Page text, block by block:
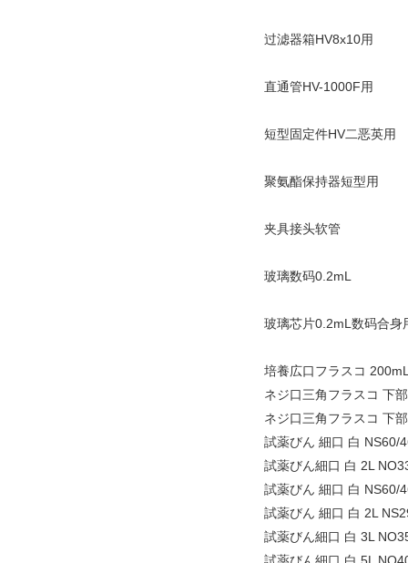
过滤器箱HV8x10用
直通管HV-1000F用
短型固定件HV二恶英用
聚氨酯保持器短型用
夹具接头软管
玻璃数码0.2mL
玻璃芯片0.2mL数码合身
培養広口フラスコ
ネジ口三角フラスコ 下
ネジ口三角フラスコ 下
試薬びん 細口 白 NS60/
試薬びん細口 白 2L
試薬びん 細口 白 NS60/
試薬びん 細口 白 2L
試薬びん細口 白 3L